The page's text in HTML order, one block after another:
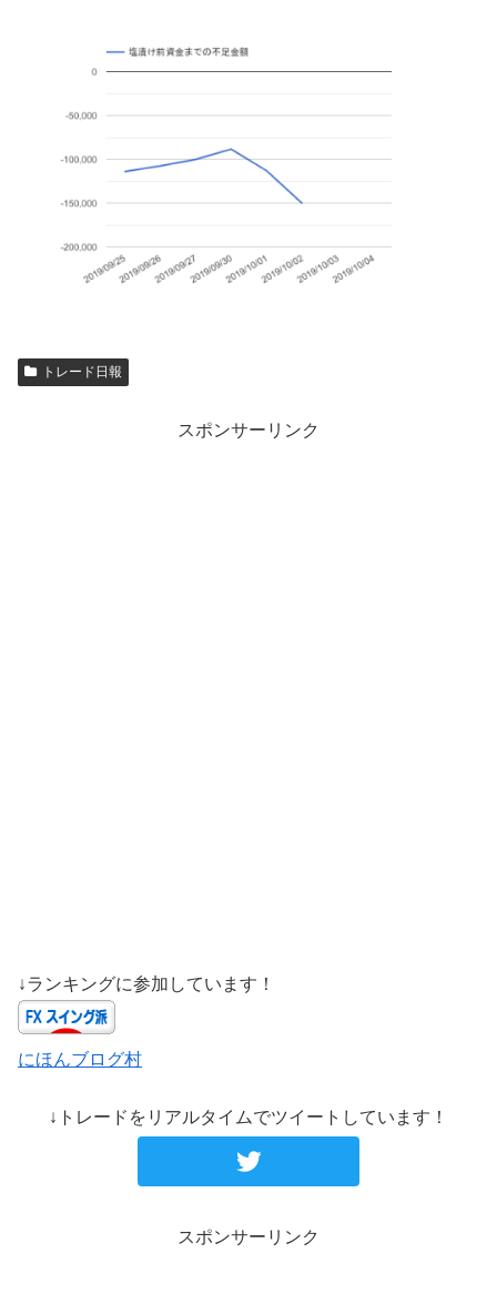
トレード日報
スポンサーリンク
↓ランキングに参加しています！
にほんブログ村
↓トレードをリアルタイムでツイートしています！
スポンサーリンク